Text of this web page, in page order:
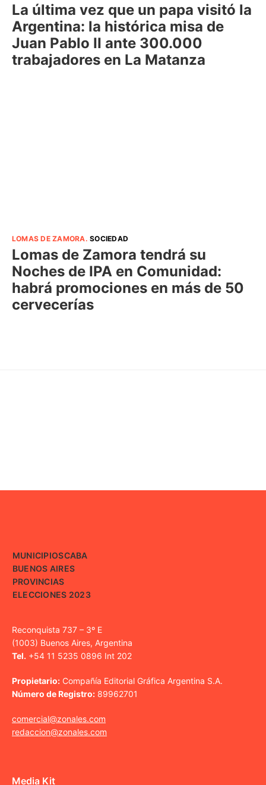
La última vez que un papa visitó la
Argentina: la histórica misa de
Juan Pablo II ante 300.000
trabajadores en La Matanza
LOMAS DE ZAMORA.SOCIEDAD
Lomas de Zamora tendrá su
Noches de IPA en Comunidad:
habrá promociones en más de 50
cervecerías
MUNICIPIOSCABA
BUENOS AIRES
PROVINCIAS
ELECCIONES 2023
Reconquista 737 – 3º E
(1003) Buenos Aires, Argentina
Tel. +54 11 5235 0896 Int 202
Propietario: Compañía Editorial Gráfica Argentina S.A.
Número de Registro: 89962701
comercial@zonales.com
redaccion@zonales.com
Media Kit